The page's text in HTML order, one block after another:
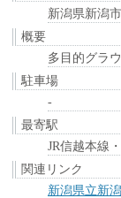
新潟県新潟
概要
多目的グラ
駐車場
-
最寄駅
JR信越本線
関連リンク
新潟県立新